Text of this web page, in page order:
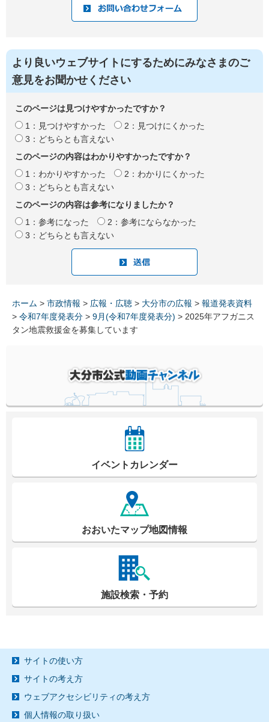
より良いウェブサイトにするためにみなさまのご
意見をお聞かせください
このページは見つけやすかったですか？
1：見つけやすかった
2：見つけにくかった
3：どちらとも言えない
このページの内容はわかりやすかったですか？
1：わかりやすかった
2：わかりにくかった
3：どちらとも言えない
このページの内容は参考になりましたか？
1：参考になった
2：参考にならなかった
3：どちらとも言えない
ホーム > 市政情報 > 広報・広聴 > 大分市の広報 > 報道発表資料
> 令和7年度発表分 > 9月(令和7年度発表分) > 2025年アフガニス
タン地震救援金を募集しています
イベントカレンダー
おおいたマップ地図情報
施設検索・予約
サイトの使い方
サイトの考え方
ウェブアクセシビリティの考え方
個人情報の取り扱い